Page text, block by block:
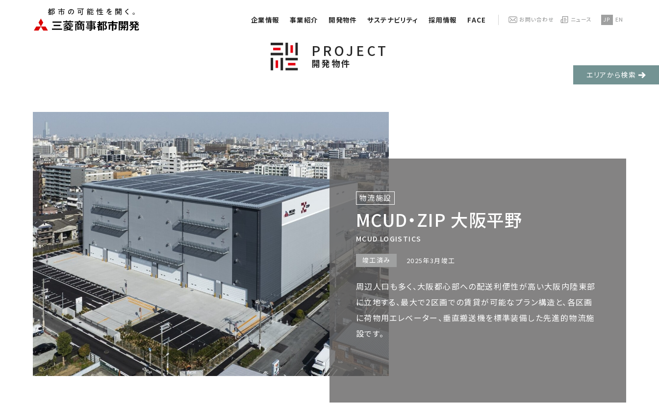
企業情報 事業紹介 開発物件 サステナビリティ 採用情報 FACE お問い合わせ ニュース JP EN
PROJECT
開発物件
エリアから検索
物流施設
MCUD・ZIP 大阪平野
MCUD LOGISTICS
竣工済み 2025年3月竣工
周辺人口も多く、大阪都心部への配送利便性が高い大阪内陸東部
に立地する、最大で2区画での賃貸が可能なプラン構造と、各区画
に荷物用エレベーター、垂直搬送機を標準装備した先進的物流施
設です。